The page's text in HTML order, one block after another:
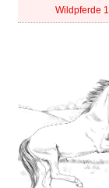
Wildpferde 1